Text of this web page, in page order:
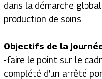
dans la démarche
production de soins.
Objectifs de la
-faire le point sur le
complété d’un arrêté